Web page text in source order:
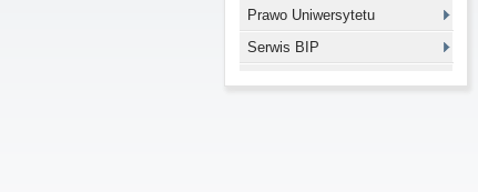
Prawo Uniwersytetu
Serwis BIP